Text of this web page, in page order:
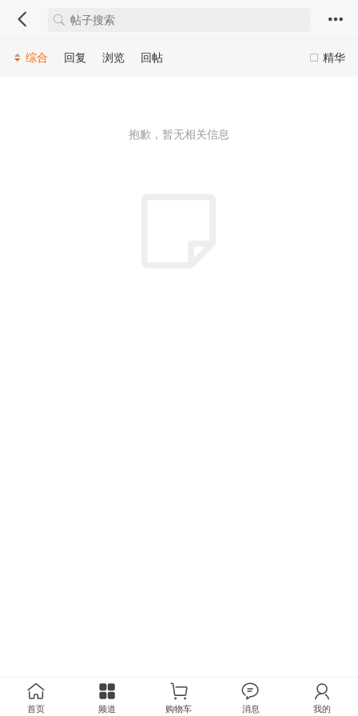
精华
综合 回复 浏览 回帖
抱歉，暂无相关信息
首页 频道 购物车 消息 我的